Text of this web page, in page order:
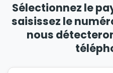
Sélectionnez le
saisissez le
nous